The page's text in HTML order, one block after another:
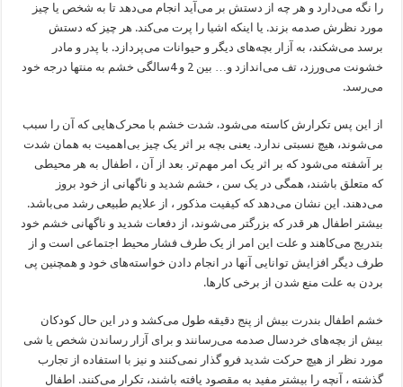
را نگه می‌دارد و هر چه از دستش بر می‌آید انجام می‌دهد تا به شخص یا چیز
مورد نظرش صدمه بزند. یا اینکه اشیا را پرت می‌کند. هر چیز که دستش
برسد می‌شکند، به آزار بچه‌های دیگر و حیوانات می‌پردازد. با پدر و مادر
خشونت می‌ورزد، تف می‌اندازد و… بین 2 و 4سالگی خشم به منتها درجه خود
می‌رسد.
از این پس تکرارش کاسته می‌شود. شدت خشم با محرک‌هایی که آن را سبب
می‌شوند، هیچ نسبتی ندارد. یعنی بچه بر اثر یک چیز بی‌اهمیت به همان شدت
بر آشفته می‌شود که بر اثر یک امر مهم‌تر. بعد از آن ، اطفال به هر محیطی
که متعلق باشند، همگی در یک سن ، خشم شدید و ناگهانی از خود بروز
می‌دهند. این نشان می‌دهد که کیفیت مذکور ، از علایم طبیعی رشد می‌باشد.
بیشتر اطفال هر قدر که بزرگتر می‌شوند، از دفعات شدید و ناگهانی خشم خود
بتدریج می‌کاهند و علت این امر از یک طرف فشار محیط اجتماعی است و از
طرف دیگر افزایش توانایی آنها در انجام دادن خواسته‌های خود و همچنین پی
بردن به علت منع شدن از برخی کارها.
خشم اطفال بندرت بیش از پنج دقیقه طول می‌کشد و در این حال کودکان
بیش از بچه‌های خردسال صدمه می‌رسانند و برای آزار رساندن شخص یا شی
مورد نظر از هیچ حرکت شدید فرو گذار نمی‌کنند و نیز با استفاده از تجارب
گذشته ، آنچه را بیشتر مفید به مقصود یافته باشند، تکرار می‌کنند. اطفال